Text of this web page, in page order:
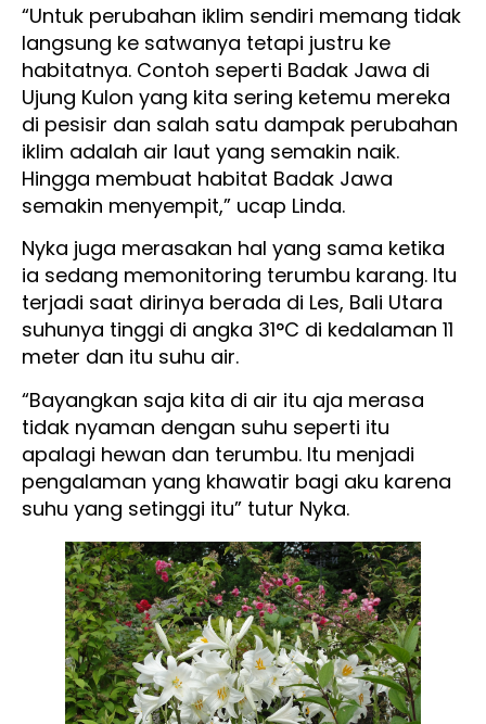
“Untuk perubahan iklim sendiri memang tidak
langsung ke satwanya tetapi justru ke
habitatnya. Contoh seperti Badak Jawa di
Ujung Kulon yang kita sering ketemu mereka
di pesisir dan salah satu dampak perubahan
iklim adalah air laut yang semakin naik.
Hingga membuat habitat Badak Jawa
semakin menyempit,” ucap Linda.
Nyka juga merasakan hal yang sama ketika
ia sedang memonitoring terumbu karang. Itu
terjadi saat dirinya berada di Les, Bali Utara
suhunya tinggi di angka 31°C di kedalaman 11
meter dan itu suhu air.
“Bayangkan saja kita di air itu aja merasa
tidak nyaman dengan suhu seperti itu
apalagi hewan dan terumbu. Itu menjadi
pengalaman yang khawatir bagi aku karena
suhu yang setinggi itu” tutur Nyka.